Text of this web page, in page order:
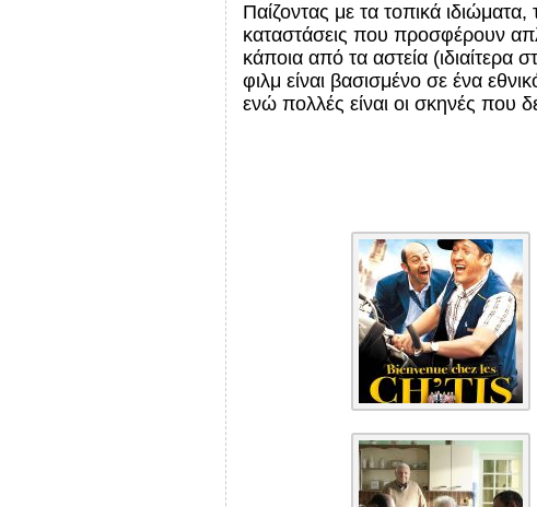
Παίζοντας με τα τοπικά ιδιώματα,
καταστάσεις που προσφέρουν
κάποια από τα αστεία (ιδιαίτερα
φιλμ είναι βασισμένο σε ένα
ενώ πολλές είναι οι σκηνές που